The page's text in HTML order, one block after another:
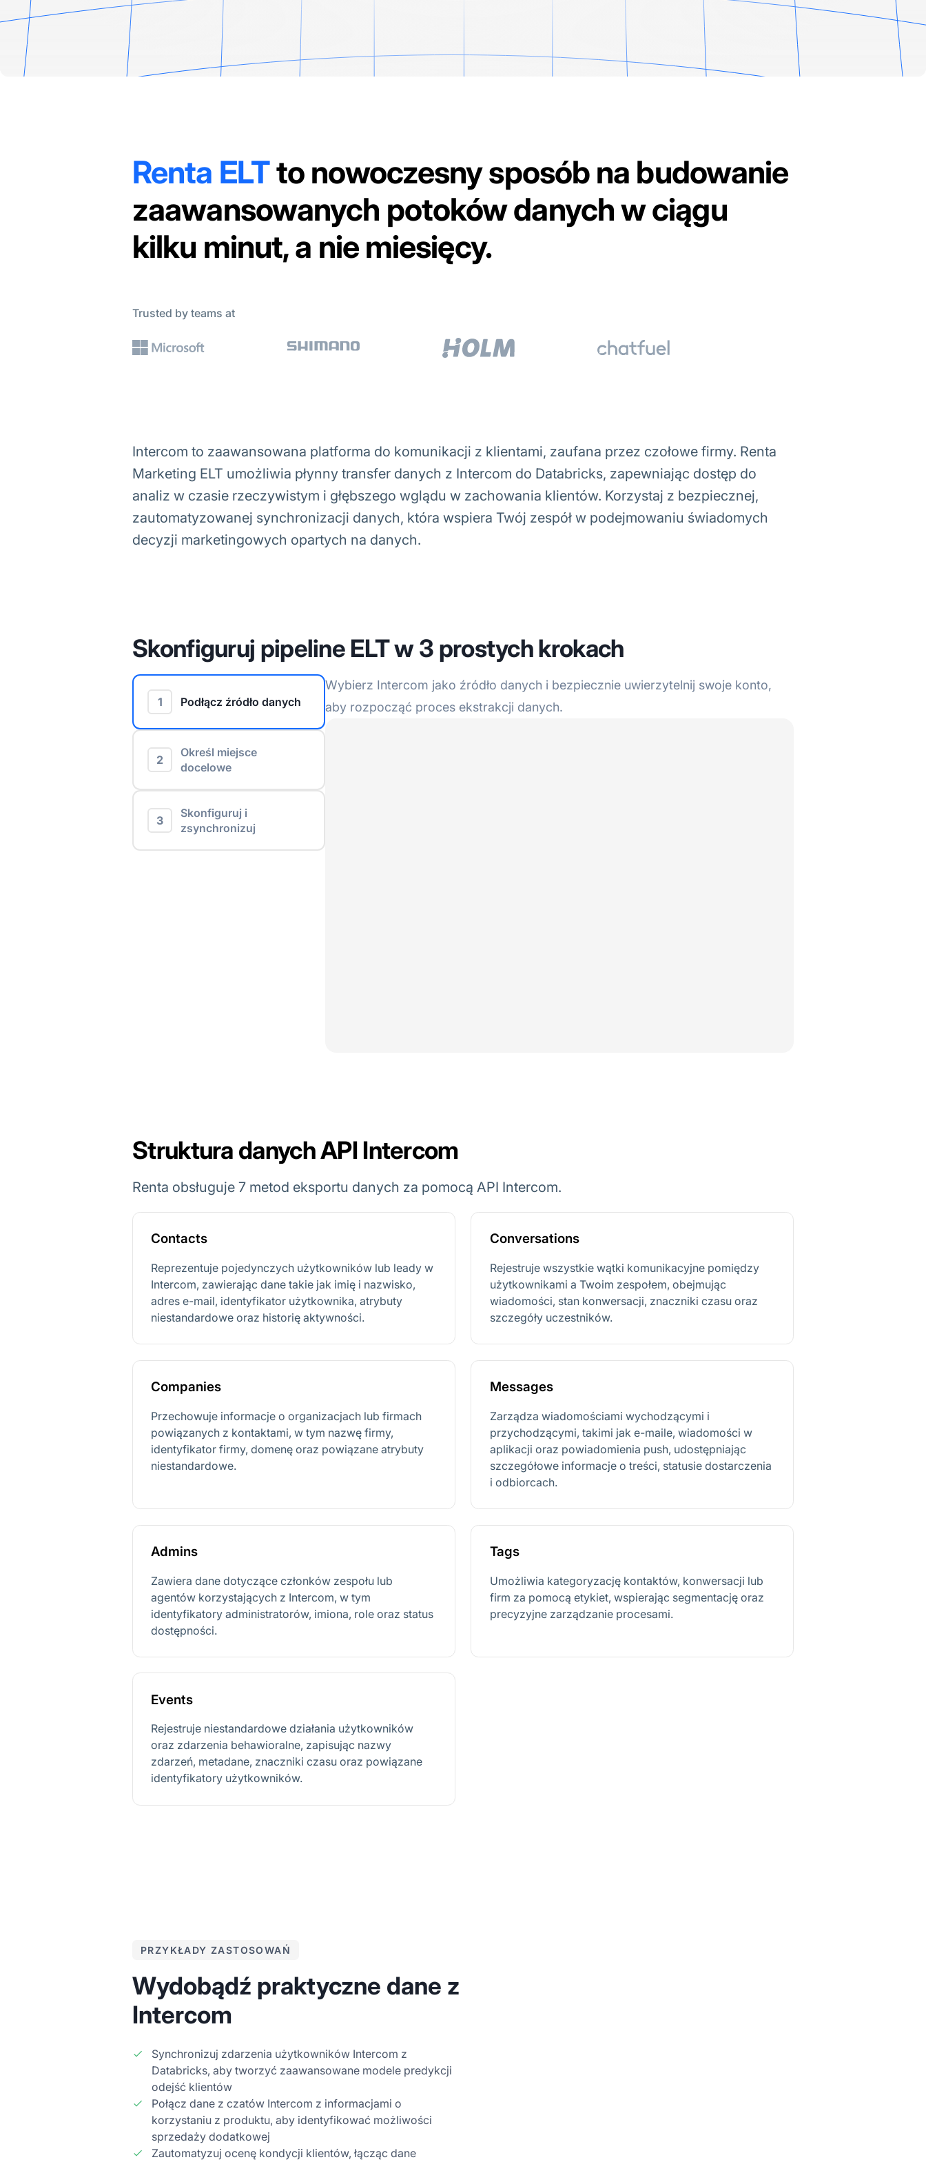
Renta ELTto nowoczesny sposób na budowanie
zaawansowanych potoków danych w ciągu
kilku minut, a nie miesięcy.
Trusted by teams at
Intercom to zaawansowana platforma do komunikacji z klientami, zaufana przez czołowe firmy. Renta
Marketing ELT umożliwia płynny transfer danych z Intercom do Databricks, zapewniając dostęp do
analiz w czasie rzeczywistym i głębszego wglądu w zachowania klientów. Korzystaj z bezpiecznej,
zautomatyzowanej synchronizacji danych, która wspiera Twój zespół w podejmowaniu świadomych
decyzji marketingowych opartych na danych.
Skonfiguruj pipeline ELT w 3 prostych krokach
1 Podłącz źródło danych
2
Określ miejsce
docelowe
3
Skonfiguruj i
zsynchronizuj
Wybierz Intercom jako źródło danych i bezpiecznie uwierzytelnij swoje konto,
aby rozpocząć proces ekstrakcji danych.
Struktura danych API Intercom
Renta obsługuje 7 metod eksportu danych za pomocą API Intercom.
Contacts
Reprezentuje pojedynczych użytkowników lub leady w
Intercom, zawierając dane takie jak imię i nazwisko,
adres e-mail, identyfikator użytkownika, atrybuty
niestandardowe oraz historię aktywności.
Conversations
Rejestruje wszystkie wątki komunikacyjne pomiędzy
użytkownikami a Twoim zespołem, obejmując
wiadomości, stan konwersacji, znaczniki czasu oraz
szczegóły uczestników.
Companies
Przechowuje informacje o organizacjach lub firmach
powiązanych z kontaktami, w tym nazwę firmy,
identyfikator firmy, domenę oraz powiązane atrybuty
niestandardowe.
Messages
Zarządza wiadomościami wychodzącymi i
przychodzącymi, takimi jak e-maile, wiadomości w
aplikacji oraz powiadomienia push, udostępniając
szczegółowe informacje o treści, statusie dostarczenia
i odbiorcach.
Admins
Zawiera dane dotyczące członków zespołu lub
agentów korzystających z Intercom, w tym
identyfikatory administratorów, imiona, role oraz status
dostępności.
Tags
Umożliwia kategoryzację kontaktów, konwersacji lub
firm za pomocą etykiet, wspierając segmentację oraz
precyzyjne zarządzanie procesami.
Events
Rejestruje niestandardowe działania użytkowników
oraz zdarzenia behawioralne, zapisując nazwy
zdarzeń, metadane, znaczniki czasu oraz powiązane
identyfikatory użytkowników.
PRZYKŁADY ZASTOSOWAŃ
Wydobądź praktyczne dane z
Intercom
Synchronizuj zdarzenia użytkowników Intercom z
Databricks, aby tworzyć zaawansowane modele predykcji
odejść klientów
Połącz dane z czatów Intercom z informacjami o
korzystaniu z produktu, aby identyfikować możliwości
sprzedaży dodatkowej
Zautomatyzuj ocenę kondycji klientów, łącząc dane